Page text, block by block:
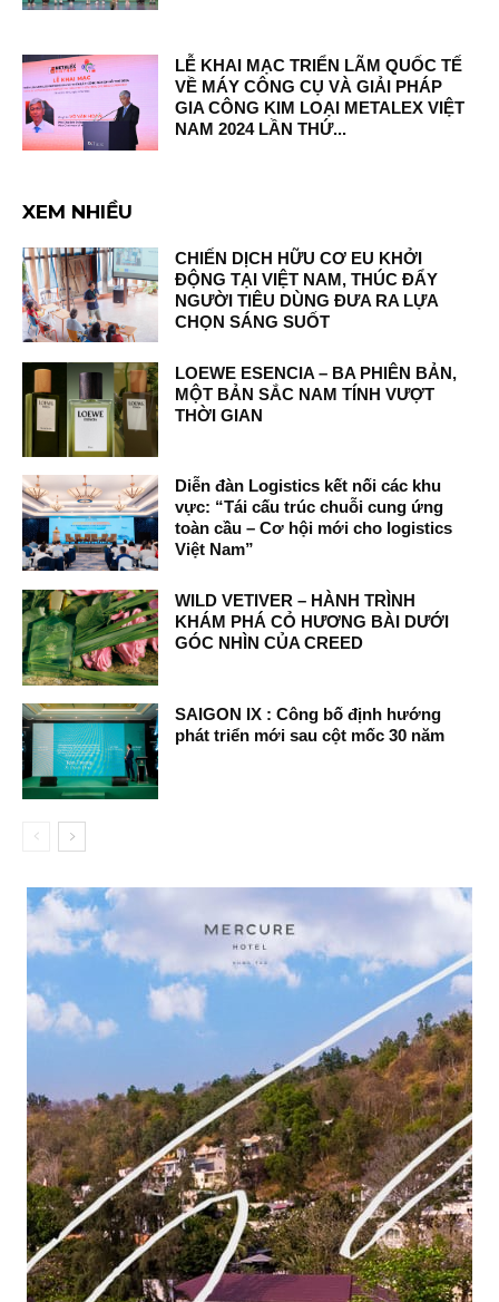
LỄ KHAI MẠC TRIỂN LÃM QUỐC TẾ
VỀ MÁY CÔNG CỤ VÀ GIẢI PHÁP
GIA CÔNG KIM LOẠI METALEX VIỆT
NAM 2024 LẦN THỨ...
XEM NHIỀU
CHIẾN DỊCH HỮU CƠ EU KHỞI
ĐỘNG TẠI VIỆT NAM, THÚC ĐẨY
NGƯỜI TIÊU DÙNG ĐƯA RA LỰA
CHỌN SÁNG SUỐT
LOEWE ESENCIA – BA PHIÊN BẢN,
MỘT BẢN SẮC NAM TÍNH VƯỢT
THỜI GIAN
Diễn đàn Logistics kết nối các khu
vực: “Tái cấu trúc chuỗi cung ứng
toàn cầu – Cơ hội mới cho logistics
Việt Nam”
WILD VETIVER – HÀNH TRÌNH
KHÁM PHÁ CỎ HƯƠNG BÀI DƯỚI
GÓC NHÌN CỦA CREED
SAIGON IX : Công bố định hướng
phát triển mới sau cột mốc 30 năm